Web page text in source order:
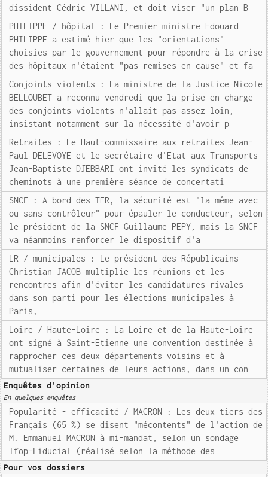
dissident Cédric VILLANI, et doit viser "un plan B
PHILIPPE / hôpital : Le Premier ministre Edouard
PHILIPPE a estimé hier que les "orientations"
choisies par le gouvernement pour répondre à la crise
des hôpitaux n'étaient "pas remises en cause" et fa
Conjoints violents : La ministre de la Justice Nicole
BELLOUBET a reconnu vendredi que la prise en charge
des conjoints violents n'allait pas assez loin,
insistant notamment sur la nécessité d'avoir p
Retraites : Le Haut-commissaire aux retraites Jean-
Paul DELEVOYE et le secrétaire d'Etat aux Transports
Jean-Baptiste DJEBBARI ont invité les syndicats de
cheminots à une première séance de concertati
SNCF : A bord des TER, la sécurité est "la même avec
ou sans contrôleur" pour épauler le conducteur, selon
le président de la SNCF Guillaume PEPY, mais la SNCF
va néanmoins renforcer le dispositif d'a
LR / municipales : Le président des Républicains
Christian JACOB multiplie les réunions et les
rencontres afin d'éviter les candidatures rivales
dans son parti pour les élections municipales à
Paris,
Loire / Haute-Loire : La Loire et de la Haute-Loire
ont signé à Saint-Etienne une convention destinée à
rapprocher ces deux départements voisins et à
mutualiser certaines de leurs actions, dans un con
Enquêtes d'opinion
En quelques enquêtes
Popularité - efficacité / MACRON : Les deux tiers des
Français (65 %) se disent "mécontents" de l'action de
M. Emmanuel MACRON à mi-mandat, selon un sondage
Ifop-Fiducial (réalisé selon la méthode des
Pour vos dossiers